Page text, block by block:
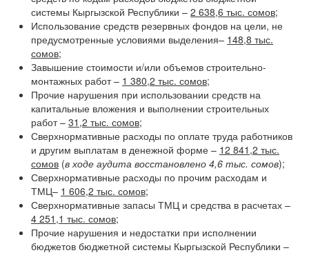
системы Кыргызской Республики – 2 638,6 тыс. сомов;
Использование средств резервных фондов на цели, не
предусмотренные условиями выделения– 148,8 тыс.
сомов;
Завышение стоимости и/или объемов строительно-
монтажных работ – 1 380,2 тыс. сомов;
Прочие нарушения при использовании средств на
капитальные вложения и выполнении строительных
работ – 31,2 тыс. сомов;
Сверхнормативные расходы по оплате труда работников
и другим выплатам в денежной форме – 12 841,2 тыс.
сомов (в ходе аудита восстановлено 4,6 тыс. сомов);
Сверхнормативные расходы по прочим расходам и
ТМЦ– 1 606,2 тыс. сомов;
Сверхнормативные запасы ТМЦ и средства в расчетах –
4 251,1 тыс. сомов;
Прочие нарушения и недостатки при исполнении
бюджетов бюджетной системы Кыргызской Республики –